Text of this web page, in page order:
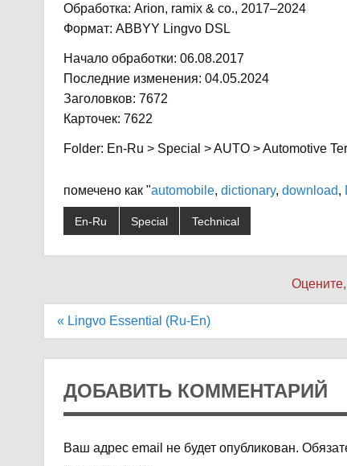
Обработка: Arion, ramix & co., 2017–2024
Формат: ABBYY Lingvo DSL
Начало обработки: 06.08.2017
Последние изменения: 04.05.2024
Заголовков: 7672
Карточек: 7622
Folder: En-Ru > Special > AUTO > Automotive
помечено как "automobile, dictionary, download,
En-Ru Special Technical
Навигация
« Lingvo Essential (Ru-En)
ДОБАВИТЬ КОММЕНТАРИЙ
Ваш адрес email не будет опубликован.